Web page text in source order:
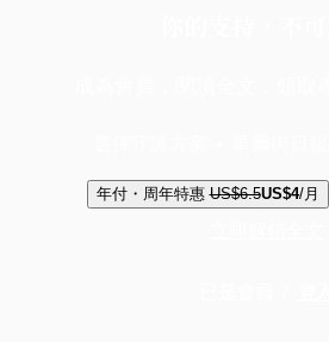
年付・周年特惠 US$6.5US$4/月